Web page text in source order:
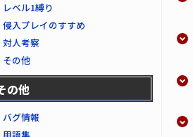
レベル1縛り
侵入プレイのすすめ
対人考察
その他
の他
バグ情報